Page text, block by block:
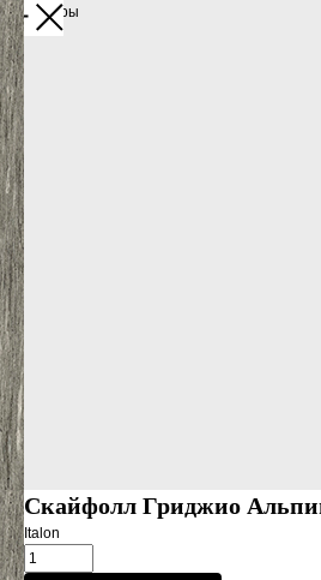
Все товары
Скайфолл Гриджио
Italon